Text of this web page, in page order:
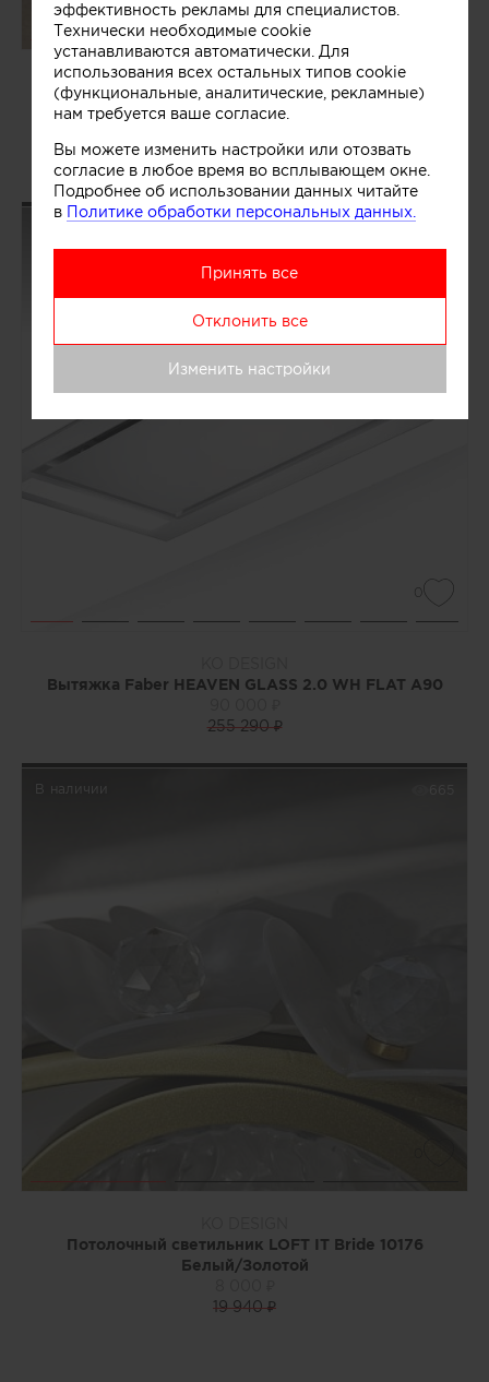
KO DESIGN
Оригинальная немецкая мойка BLANCO SUBLINE
700-U в белом цвете
55 000 ₽
79 489 ₽
0
Вытяжка Faber HEAVEN GLASS 2.0 WH FLAT A90
255 290 ₽
В наличии
Потолочный светильник LOFT IT Bride 10176
Белый/Золотой
19 940 ₽
эффективность рекламы для специалистов.
Технически необходимые cookie
устанавливаются автоматически. Для
использования всех остальных типов cookie
(функциональные, аналитические, рекламные)
нам требуется ваше согласие.
Вы можете изменить настройки или отозвать
согласие в любое время во всплывающем окне.
Подробнее об использовании данных читайте
в Политике обработки персональных данных.
Принять все
Отклонить все
Изменить настройки